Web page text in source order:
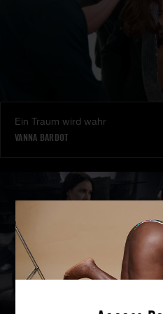
Ein Traum wird wahr
VANNA BARDOT